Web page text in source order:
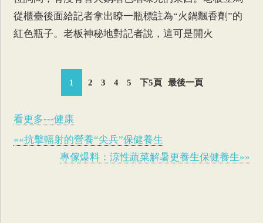
從櫃臺後面給記者拿出瞭一瓶標註為“火鍋飄香劑”的
紅色瓶子。老板神秘地對記者說，這可是開火
1 2 3 4 5 下5頁 最後一頁
看更多---健康
««抗擊輻射的營養“尖兵”保健養生
專傢爆料：涼性蔬菜解暑更養生保健養生»»